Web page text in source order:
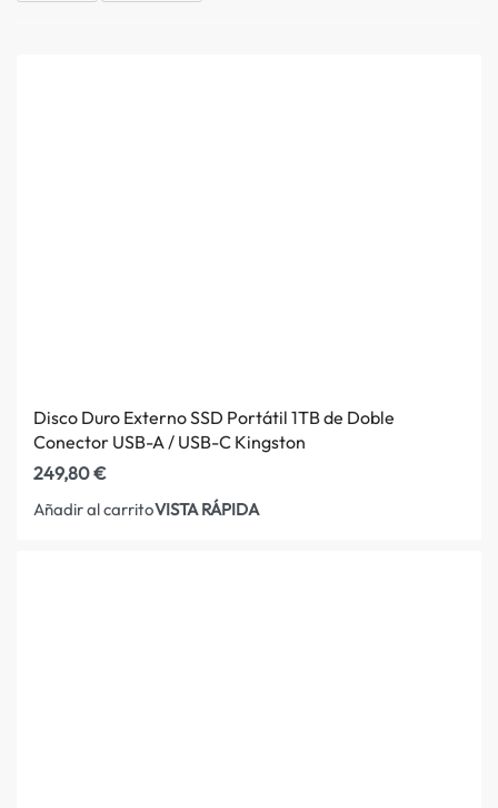
Disco Duro Externo SSD Portátil 1TB de Doble
Conector USB-A / USB-C Kingston
249,80€
Añadir al carritoVISTA RÁPIDA